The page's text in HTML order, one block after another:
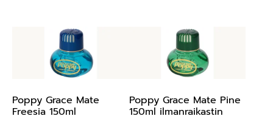
Poppy Grace Mate
Freesia 150ml
Poppy Grace Mate Pine
150ml ilmanraikastin